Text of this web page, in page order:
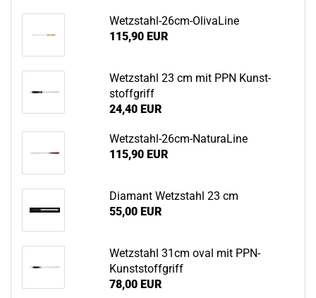
Wetzstahl-​26cm-OlivaLine
115,90 EUR
Wetz­stahl 23 cm mit PPN Kunst­
stoff­griff
24,40 EUR
Wetzstahl-​26cm-NaturaLine
115,90 EUR
Dia­mant Wetz­stahl 23 cm
55,00 EUR
Wetz­stahl 31cm oval mit PPN-​
Kunststoffgriff
78,00 EUR